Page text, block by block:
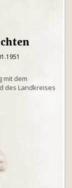
mit dem
des Landkreises